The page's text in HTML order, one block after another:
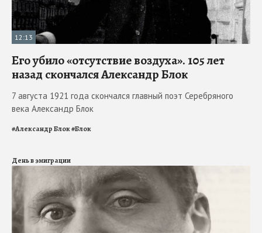
12:13
Его убило «отсутствие воздуха». 105 лет
назад скончался Александр Блок
7 августа 1921 года скончался главный поэт Серебряного
века Александр Блок
#Александр Блок#Блок
День в эмиграции